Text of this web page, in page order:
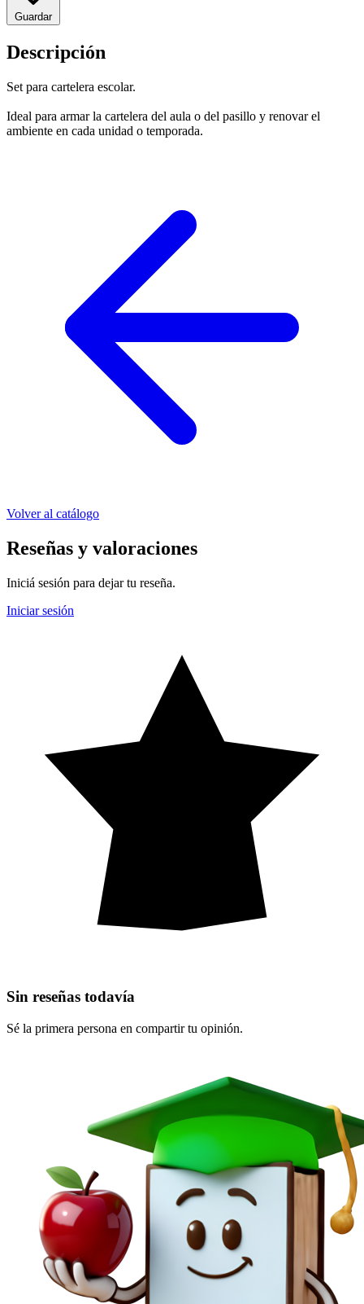
Guardar
Descripción
Set para cartelera escolar.
Ideal para armar la cartelera del aula o del pasillo y renovar el
ambiente en cada unidad o temporada.
Volver al catálogo
Reseñas y valoraciones
Iniciá sesión para dejar tu reseña.
Iniciar sesión
Sin reseñas todavía
Sé la primera persona en compartir tu opinión.